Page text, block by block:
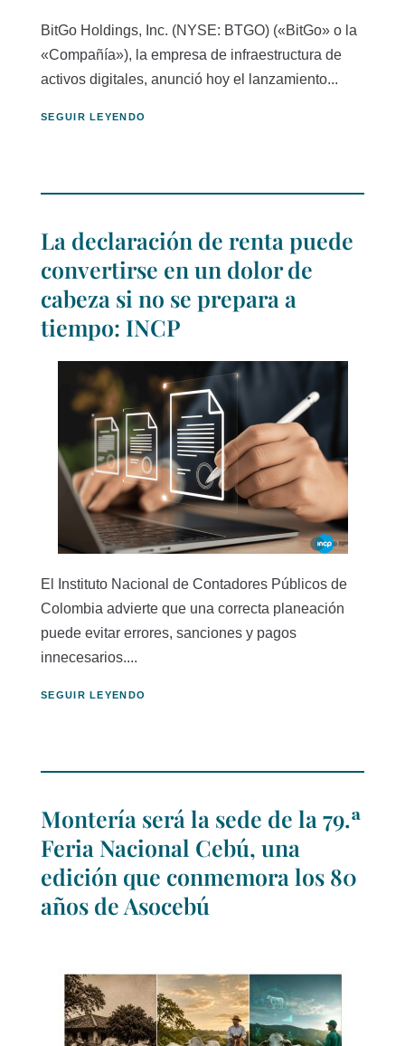
BitGo Holdings, Inc. (NYSE: BTGO) («BitGo» o la
«Compañía»), la empresa de infraestructura de
activos digitales, anunció hoy el lanzamiento...
SEGUIR LEYENDO
La declaración de renta puede
convertirse en un dolor de
cabeza si no se prepara a
tiempo: INCP
El Instituto Nacional de Contadores Públicos de
Colombia advierte que una correcta planeación
puede evitar errores, sanciones y pagos
innecesarios....
SEGUIR LEYENDO
Montería será la sede de la 79.ª
Feria Nacional Cebú, una
edición que conmemora los 80
años de Asocebú